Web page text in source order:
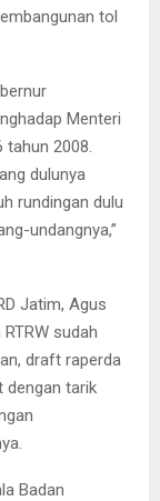
tol
Menteri
2008.
dulunya
rundingan dulu
undangnya,”
Jatim, Agus
sudah
draft raperda
dengan tarik
Badan